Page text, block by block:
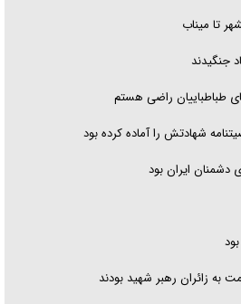
تا میناب
طباطباییان راضی هستم
دشمنان ایران بود
به زائران رهبر شهید بودند